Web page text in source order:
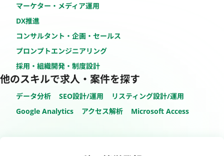
マーケター・メディア運用
DX推進
コンサルタント・企画・セールス
プロンプトエンジニアリング
採用・組織開発・制度設計
他のスキルで求人・案件を探す
データ分析 SEO設計/運用
リスティング設計/運用
Google Analytics
アクセス解析 Microsoft Access